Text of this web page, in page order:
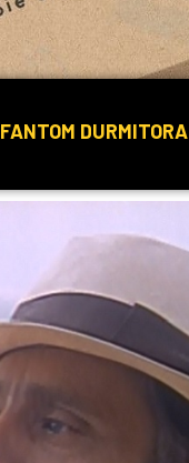
FANTOM DURMITORA